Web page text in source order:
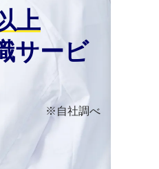
上
サービ
※自社調べ